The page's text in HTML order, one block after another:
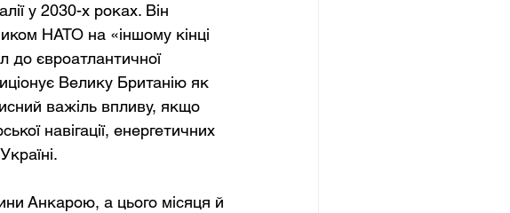
у 2030-х роках. Він
НАТО на «іншому кінці
до євроатлантичної
Велику Британію як
важіль впливу, якщо
навігації, енергетичних
Анкарою, а цього місяця й